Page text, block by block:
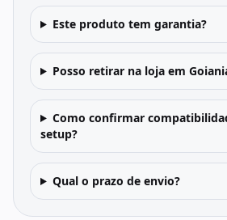
Este produto tem garantia?
Posso retirar na loja em
Como confirmar
setup?
Qual o prazo de envio?